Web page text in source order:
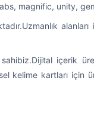
magnific, unity,
içerik
kelime kartları için